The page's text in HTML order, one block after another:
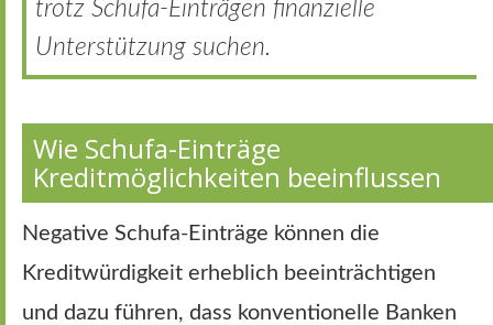
trotz Schufa-Einträgen finanzielle
Unterstützung suchen.
Wie Schufa-Einträge
Kreditmöglichkeiten beeinflussen
Negative Schufa-Einträge können die
Kreditwürdigkeit erheblich beeinträchtigen
und dazu führen, dass konventionelle Banken